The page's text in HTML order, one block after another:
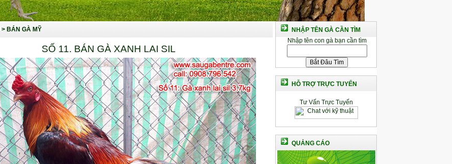
> BÁN GÀ MỸ
SỐ 11. BÁN GÀ XANH LAI SIL
NHẬP TÊN GÀ CẦN TÌM
Nhập tên con gà bạn cần tìm
HỖ TRỢ TRỰC TUYẾN
Tư Vấn Trực Tuyến
QUẢNG CÁO